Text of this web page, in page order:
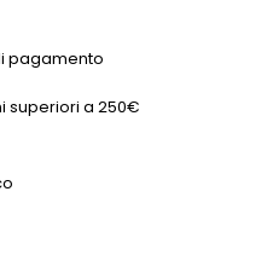
pagamento
superiori a 250€